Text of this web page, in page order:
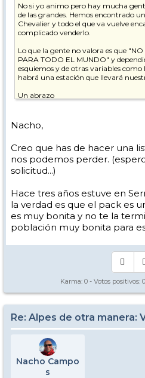
No si yo animo pero hay mucha
de las grandes. Hemos encontrado
Chevalier y todo el que va vuelve
complicado venderlo.
Lo que la gente no valora es que
PARA TODO EL MUNDO" y
esquiemos y de otras variables
habrá una estación que llevará
Un abrazo
Nacho,
Creo que has de hacer una
nos podemos perder.
solicitud...)
Hace tres años estuve en
la verdad es que el pack es
es muy bonita y no te la
población muy bonita para
Karma: 0 - Votos positivos: 0
Re: Alpes de otra manera:
Nacho Campo
s